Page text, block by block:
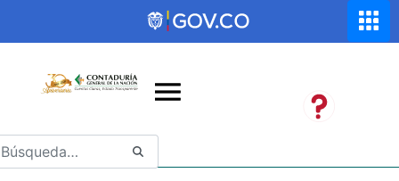
Saltar al contenido principal
Abrir menú de accesibilidad